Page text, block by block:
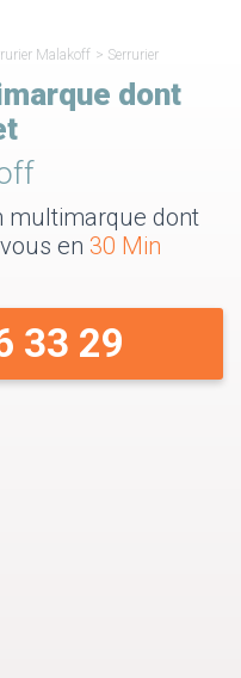
Malakoff > Serrurier
dont
multimarque dont
en 30 Min
33 29